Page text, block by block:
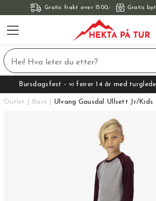
Gratis frakt over 1500,- Gratis
Bursdagsfest - vi feirer 14 år med
Outlet Barn Ulvang Gausdal Ullsett Jr/Kids